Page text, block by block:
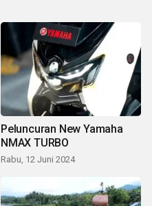
Peluncuran New Yamaha
NMAX TURBO
Rabu, 12 Juni 2024